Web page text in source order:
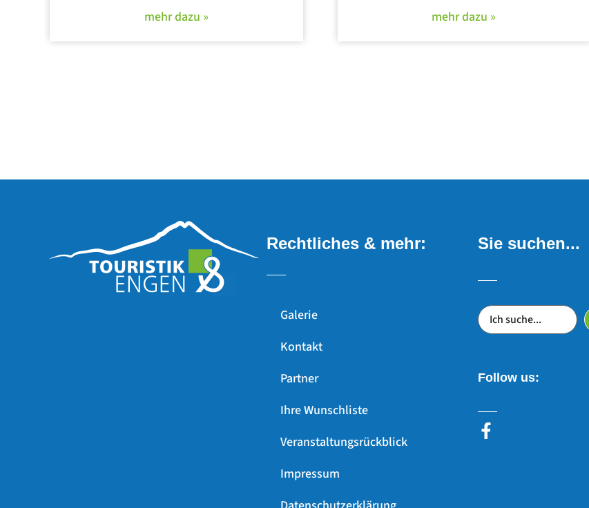
mehr dazu »
mehr dazu »
Rechtliches & mehr:
Galerie
Kontakt
Partner
Ihre Wunschliste
Veranstaltungsrückblick
Impressum
Sie suchen...
Follow us: